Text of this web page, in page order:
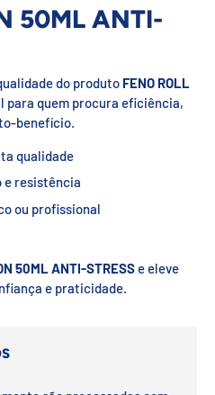
50ML ANTI-
do produto FENO ROLL
para quem procura eficiência,
benefício.
qualidade
e resistência
ou profissional
50ML ANTI-STRESSe eleve
e praticidade.